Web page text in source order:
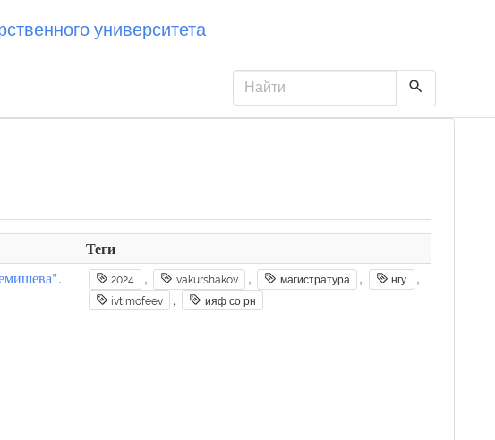
университета
Теги
2024 , vakurshakov , магистратура , нгу ,
ivtimofeev , ияф со рн